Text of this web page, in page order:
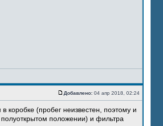
Добавлено: 04 апр 2018, 02:24
(пробег неизвестен, поэтому и
положении) и фильтра